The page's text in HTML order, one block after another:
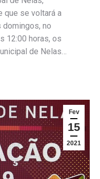
que se voltará a
no
12:00 horas, os
de Nelas…
Fev
15
2021